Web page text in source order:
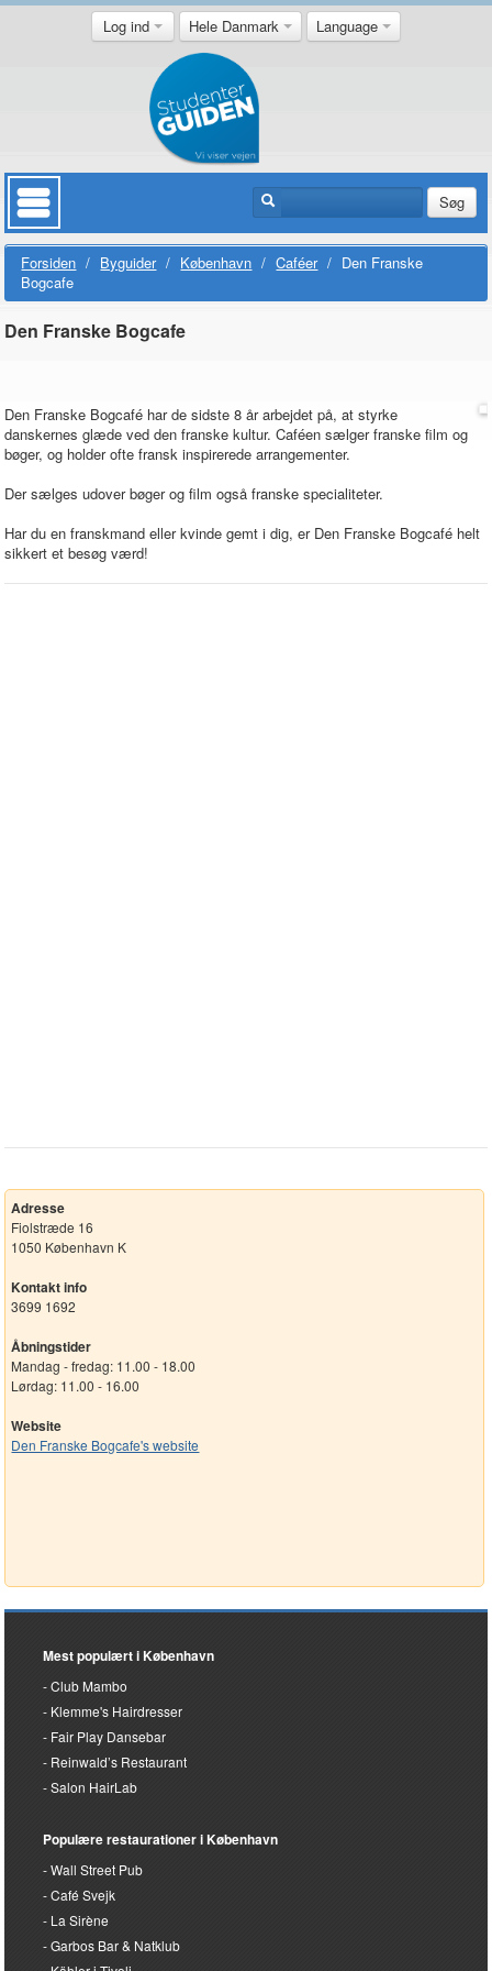
Log ind Hele Danmark Language
Søg
Forsiden / Byguider / København / Caféer / Den Franske
Bogcafe
Den Franske Bogcafe
Den Franske Bogcafé har de sidste 8 år arbejdet på, at styrke
danskernes glæde ved den franske kultur. Caféen sælger franske film og
bøger, og holder ofte fransk inspirerede arrangementer.
Der sælges udover bøger og film også franske specialiteter.
Har du en franskmand eller kvinde gemt i dig, er Den Franske Bogcafé helt
sikkert et besøg værd!
Adresse
Fiolstræde 16
1050 København K
Kontakt info
3699 1692
Åbningstider
Mandag - fredag: 11.00 - 18.00
Lørdag: 11.00 - 16.00
Website
Den Franske Bogcafe's website
Mest populært i København
Club Mambo
Klemme's Hairdresser
Fair Play Dansebar
Reinwald’s Restaurant
Salon HairLab
Populære restaurationer i København
Wall Street Pub
Café Svejk
La Sirène
Garbos Bar & Natklub